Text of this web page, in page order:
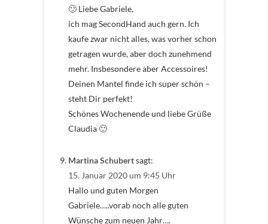
🙂 Liebe Gabriele,
ich mag SecondHand auch gern. Ich
kaufe zwar nicht alles, was vorher schon
getragen wurde, aber doch zunehmend
mehr. Insbesondere aber Accessoires!
Deinen Mantel finde ich super schön –
steht Dir perfekt!
Schönes Wochenende und liebe Grüße
Claudia 🙂
Martina Schubertsagt:
15. Januar 2020 um 9:45 Uhr
Hallo und guten Morgen
Gabriele…..vorab noch alle guten
Wünsche zum neuen Jahr….